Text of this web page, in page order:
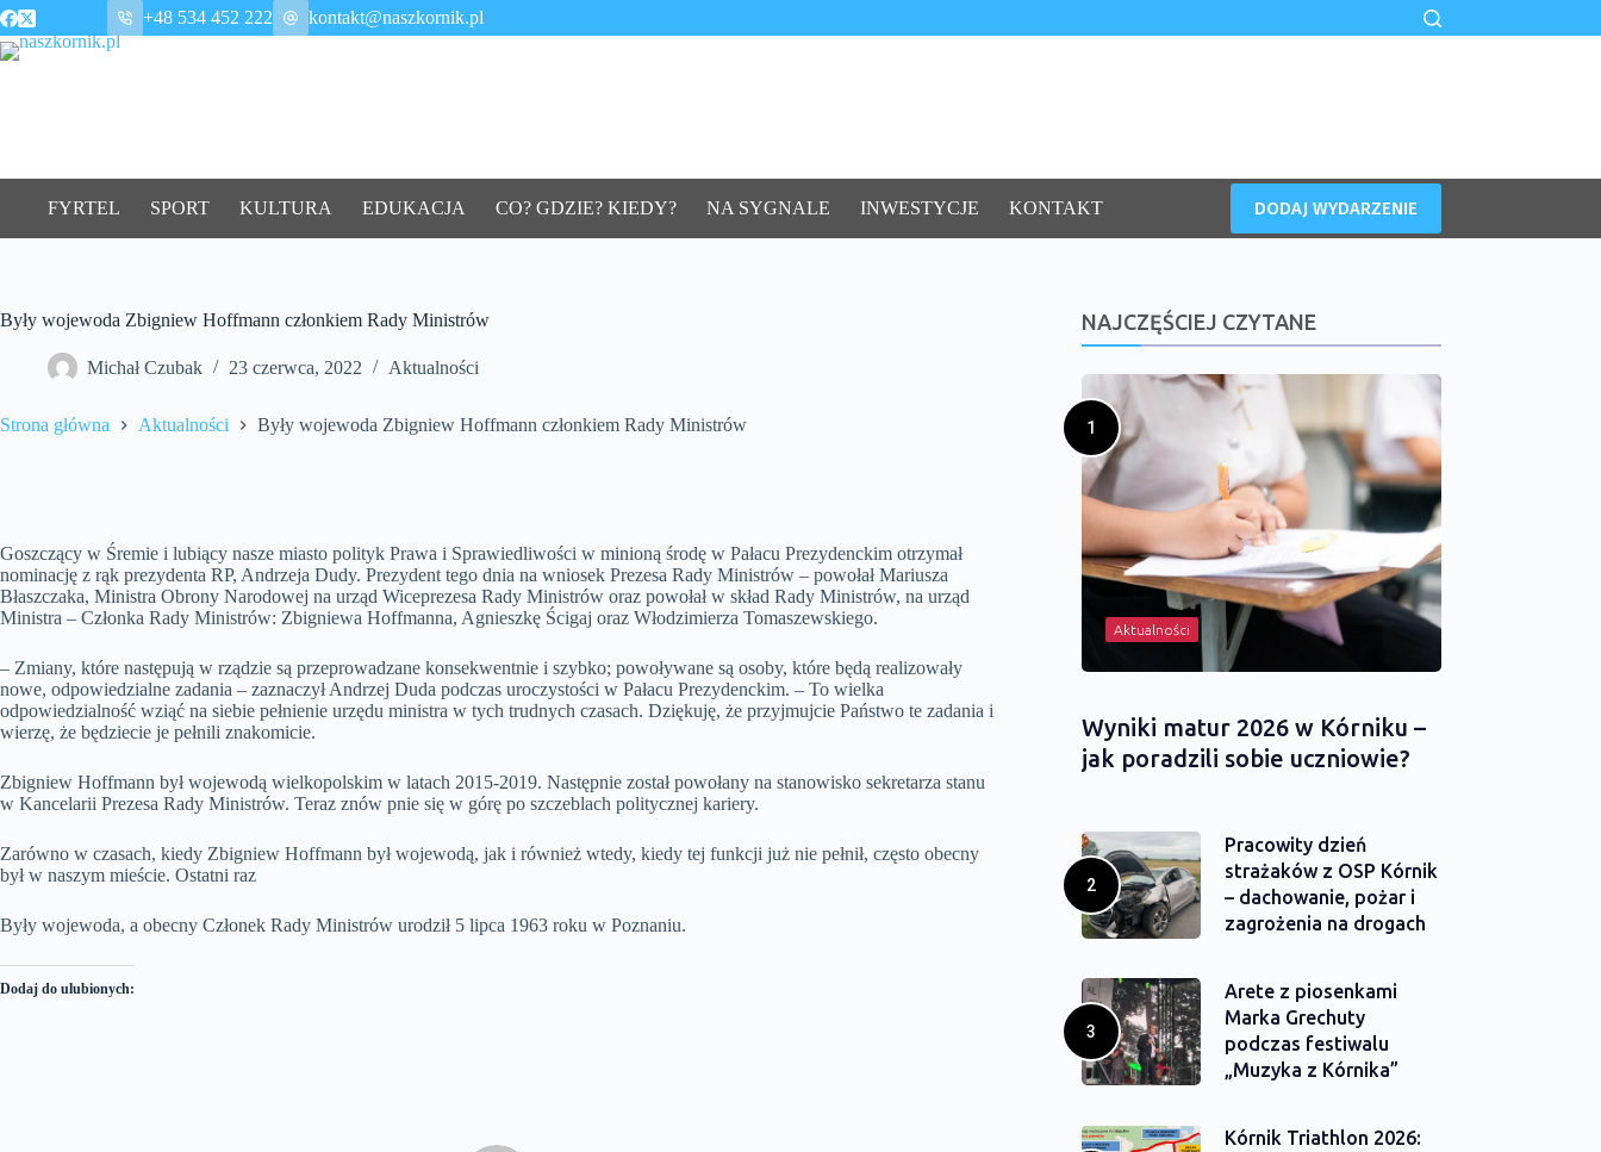
Przejdź
do
treści
+48 534 452 222 kontakt@naszkornik.pl
FYRTEL SPORT KULTURA EDUKACJA CO? GDZIE? KIEDY? NA SYGNALE INWESTYCJE KONTAKT DODAJ WYDARZENIE
Były wojewoda Zbigniew Hoffmann członkiem Rady Ministrów
Michał Czubak 23 czerwca, 2022 Aktualności
Strona główna Aktualności Były wojewoda Zbigniew Hoffmann członkiem Rady Ministrów
Goszczący w Śremie i lubiący nasze miasto polityk Prawa i Sprawiedliwości w minioną środę w Pałacu Prezydenckim otrzymał
nominację z rąk prezydenta RP, Andrzeja Dudy. Prezydent tego dnia na wniosek Prezesa Rady Ministrów – powołał Mariusza
Błaszczaka, Ministra Obrony Narodowej na urząd Wiceprezesa Rady Ministrów oraz powołał w skład Rady Ministrów, na urząd
Ministra – Członka Rady Ministrów: Zbigniewa Hoffmanna, Agnieszkę Ścigaj oraz Włodzimierza Tomaszewskiego.
– Zmiany, które następują w rządzie są przeprowadzane konsekwentnie i szybko; powoływane są osoby, które będą realizowały
nowe, odpowiedzialne zadania – zaznaczył Andrzej Duda podczas uroczystości w Pałacu Prezydenckim. – To wielka
odpowiedzialność wziąć na siebie pełnienie urzędu ministra w tych trudnych czasach. Dziękuję, że przyjmujcie Państwo te zadania i
wierzę, że będziecie je pełnili znakomicie.
Zbigniew Hoffmann był wojewodą wielkopolskim w latach 2015-2019. Następnie został powołany na stanowisko sekretarza stanu
w Kancelarii Prezesa Rady Ministrów. Teraz znów pnie się w górę po szczeblach politycznej kariery.
Zarówno w czasach, kiedy Zbigniew Hoffmann był wojewodą, jak i również wtedy, kiedy tej funkcji już nie pełnił, często obecny
był w naszym mieście. Ostatni raz
Były wojewoda, a obecny Członek Rady Ministrów urodził 5 lipca 1963 roku w Poznaniu.
Dodaj do ulubionych:
NAJCZĘŚCIEJ CZYTANE
Aktualności
Wyniki matur 2026 w Kórniku –
jak poradzili sobie uczniowie?
Pracowity dzień
strażaków z OSP Kórnik
– dachowanie, pożar i
zagrożenia na drogach
Arete z piosenkami
Marka Grechuty
podczas festiwalu
„Muzyka z Kórnika”
Kórnik Triathlon 2026: